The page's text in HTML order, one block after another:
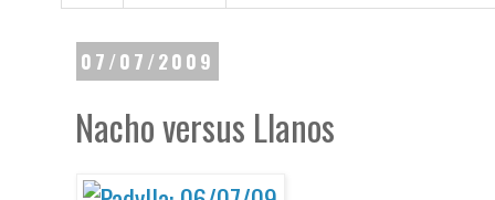
07/07/2009
Nacho versus Llanos